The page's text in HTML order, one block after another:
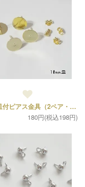
10mm皿付ピアス金具（2ペア・キャッチ4個、ポスト4個）
180円(税込198円)